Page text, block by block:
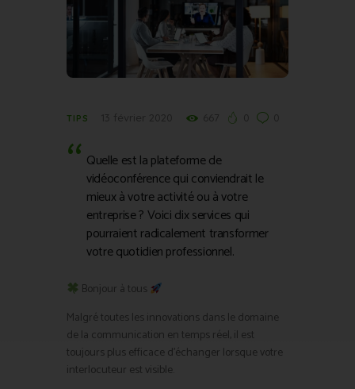
TIPS
Quelle est la plateforme de
vidéoconférence qui conviendrait le
mieux à votre activité ou à votre
entreprise ? Voici dix services qui
pourraient radicalement transformer
votre quotidien professionnel.
Bonjour à tous
Malgré toutes les innovations dans le domaine
de la communication en temps réel, il est
toujours plus efficace d’échanger lorsque votre
interlocuteur est visible.